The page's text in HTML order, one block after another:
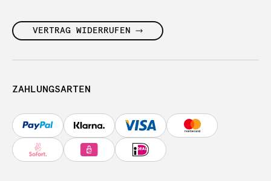
VERTRAG WIDERRUFEN
ZAHLUNGSARTEN